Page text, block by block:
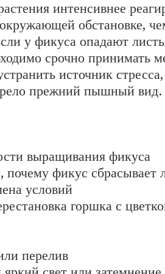
интенсивнее
обстановке,
у фикуса опадают
срочно принимать
источник
прежний пышный вид.
выращивания фикуса
фикус сбрасывает
условий
горшка с
перелив